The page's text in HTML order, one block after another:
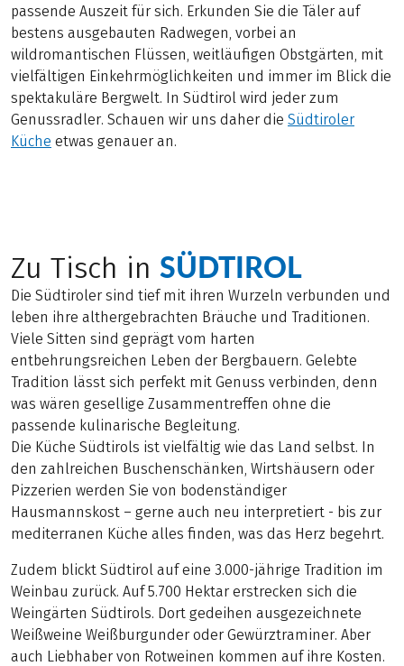
passende Auszeit für sich. Erkunden Sie die Täler auf
bestens ausgebauten Radwegen, vorbei an
wildromantischen Flüssen, weitläufigen Obstgärten, mit
vielfältigen Einkehrmöglichkeiten und immer im Blick die
spektakuläre Bergwelt. In Südtirol wird jeder zum
Genussradler. Schauen wir uns daher die Südtiroler
Küche etwas genauer an.
Zu Tisch in SÜDTIROL
Die Südtiroler sind tief mit ihren Wurzeln verbunden und
leben ihre althergebrachten Bräuche und Traditionen.
Viele Sitten sind geprägt vom harten
entbehrungsreichen Leben der Bergbauern. Gelebte
Tradition lässt sich perfekt mit Genuss verbinden, denn
was wären gesellige Zusammentreffen ohne die
passende kulinarische Begleitung.
Die Küche Südtirols ist vielfältig wie das Land selbst. In
den zahlreichen Buschenschänken, Wirtshäusern oder
Pizzerien werden Sie von bodenständiger
Hausmannskost – gerne auch neu interpretiert - bis zur
mediterranen Küche alles finden, was das Herz begehrt.
Zudem blickt Südtirol auf eine 3.000-jährige Tradition im
Weinbau zurück. Auf 5.700 Hektar erstrecken sich die
Weingärten Südtirols. Dort gedeihen ausgezeichnete
Weißweine Weißburgunder oder Gewürztraminer. Aber
auch Liebhaber von Rotweinen kommen auf ihre Kosten.